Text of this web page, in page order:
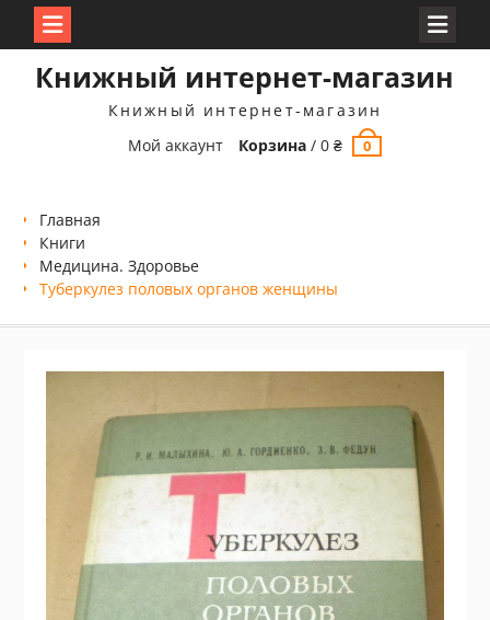
Книжный интернет-магазин
Книжный интернет-магазин
Мой аккаунт
Корзина /0₴ 0
Главная
Книги
Медицина. Здоровье
Туберкулез половых органов женщины